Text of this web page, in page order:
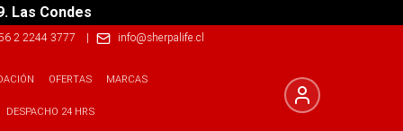
Las Condes
2 2244 3777 | info@sherpalife.cl
OFERTAS MARCAS
DESPACHO 24 HRS